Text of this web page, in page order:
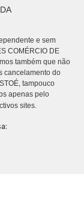
e sem
COMÉRCIO DE
também que não
cancelamento do
tampouco
apenas pelo
sites.